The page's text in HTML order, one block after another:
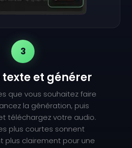
3
et générer
que vous souhaitez faire
la génération, puis
téléchargez votre audio.
plus courtes sonnent
plus clairement pour une